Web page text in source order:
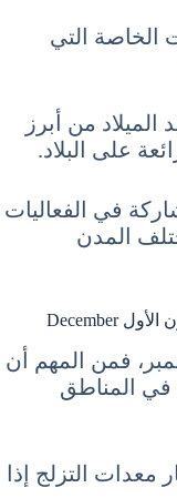
الخاصة التي
الميلاد من أبرز
على البلاد.
في الفعاليات
المدن
فمن المهم أن
في المناطق
معدات التزلج إذا